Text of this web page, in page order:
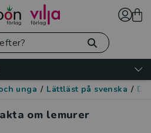
unga / Lättläst på svenska /
om lemurer